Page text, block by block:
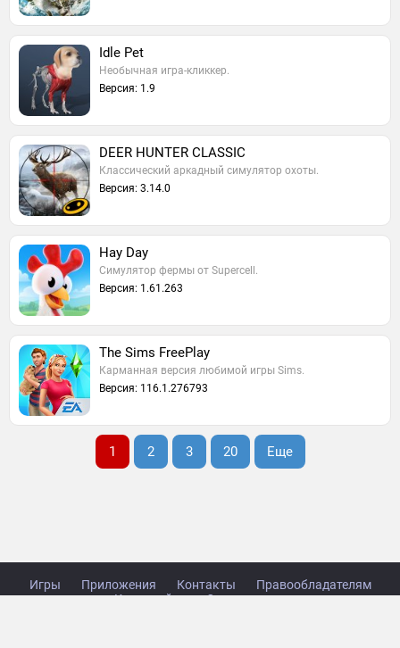
Idle Pet
Необычная игра-кликкер.
Версия: 1.9
DEER HUNTER CLASSIC
Классический аркадный симулятор охоты.
Версия: 3.14.0
Hay Day
Симулятор фермы от Supercell.
Версия: 1.61.263
The Sims FreePlay
Карманная версия любимой игры Sims.
Версия: 116.1.276793
1 2 3 20 Еще
Игры Приложения Контакты
Правообладателям
Карта сайта
Стол заказов